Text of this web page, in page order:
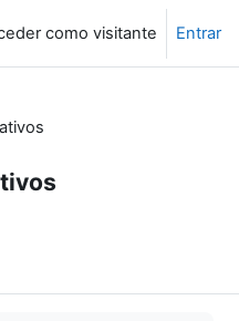
como visitante Entrar